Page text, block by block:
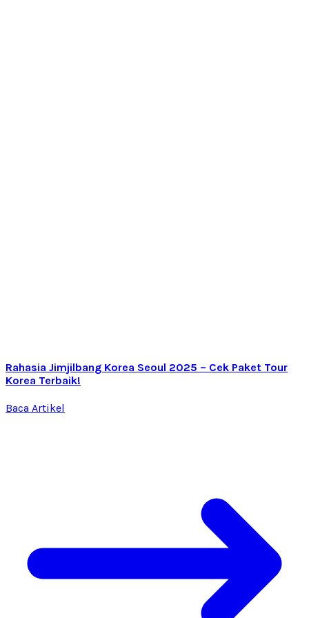
Rahasia Jimjilbang Korea Seoul 2025 – Cek Paket Tour
Korea Terbaik!
Baca Artikel